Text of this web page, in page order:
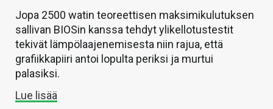
Jopa 2500 watin teoreettisen maksimikulutuksen
sallivan BIOSin kanssa tehdyt ylikellotustestit
tekivät lämpölaajenemisesta niin rajua, että
grafiikkapiiri antoi lopulta periksi ja murtui
palasiksi.
Lue lisää